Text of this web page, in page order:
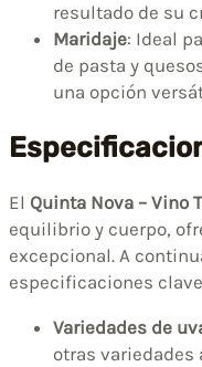
resultado de su
Maridaje: Ideal
de pasta y
una opción
El Quinta Nova – Vino
equilibrio y cuerpo,
excepcional. A
especificaciones
Variedades de
otras variedades